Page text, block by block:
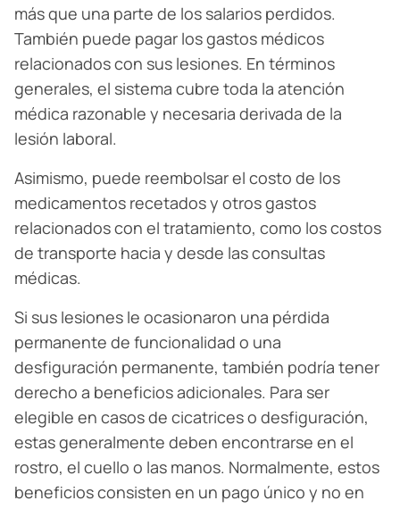
más que una parte de los salarios perdidos.
También puede pagar los gastos médicos
relacionados con sus lesiones. En términos
generales, el sistema cubre toda la atención
médica razonable y necesaria derivada de la
lesión laboral.
Asimismo, puede reembolsar el costo de los
medicamentos recetados y otros gastos
relacionados con el tratamiento, como los costos
de transporte hacia y desde las consultas
médicas.
Si sus lesiones le ocasionaron una pérdida
permanente de funcionalidad o una
desfiguración permanente, también podría tener
derecho a beneficios adicionales. Para ser
elegible en casos de cicatrices o desfiguración,
estas generalmente deben encontrarse en el
rostro, el cuello o las manos. Normalmente, estos
beneficios consisten en un pago único y no en